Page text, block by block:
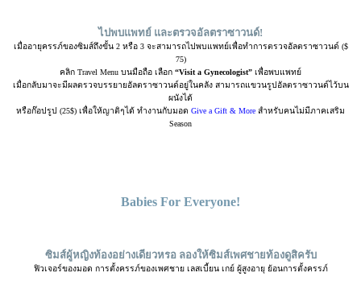
ไปพบแพทย์ และตรวจอัลตราซาวนด์!
เมื่ออายุครรภ์ของซิมส์ถึงขั้น 2 หรือ 3 จะสามารถไปพบแพทย์เพื่อทำการตรวจอัลตราซาวนด์ ($
75)
คลิก Travel Menu บนมือถือ เลือก “Visit a Gynecologist” เพื่อพบแพทย์
เมื่อกลับมาจะมีผลตรวจบรรยายอัลตราซาวนด์อยู่ในคลัง สามารถแขวนรูปอัลตราซาวนด์ไว้บน
ผนังได้
หรือก๊อปรูป (25$) เพื่อให้ญาติๆได้ ทำงานกับมอด Give a Gift & More สำหรับคนไม่มีภาคเสริม
Season
Babies For Everyone!
ซิมส์ผู้หญิงท้องอย่างเดียวหรอ ลองให้ซิมส์เพศชายท้องดูสิครับ
ฟิวเจอร์ของมอด การตั้งครรภ์ของเพศชาย เลสเบี้ยน เกย์ ผู้สูงอายุ ย้อนการตั้งครรภ์